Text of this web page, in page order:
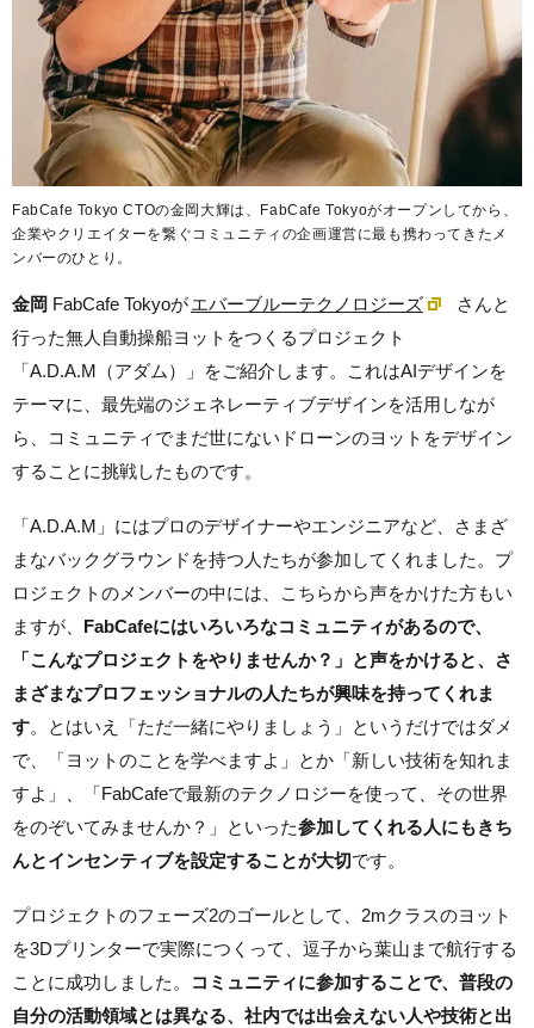
FabCafe Tokyo CTOの金岡大輝は、FabCafe Tokyoがオープンしてから、
企業やクリエイターを繋ぐコミュニティの企画運営に最も携わってきたメ
ンバーのひとり。
金岡 FabCafe Tokyoがエバーブルーテクノロジーズ
さんと
行った無人自動操船ヨットをつくるプロジェクト
「A.D.A.M（アダム）」をご紹介します。これはAIデザインを
テーマに、最先端のジェネレーティブデザインを活用しなが
ら、コミュニティでまだ世にないドローンのヨットをデザイン
することに挑戦したものです。
「A.D.A.M」にはプロのデザイナーやエンジニアなど、さまざ
まなバックグラウンドを持つ人たちが参加してくれました。プ
ロジェクトのメンバーの中には、こちらから声をかけた方もい
ますが、 FabCafeにはいろいろなコミュニティがあるので、
「こんなプロジェクトをやりませんか？」と声をかけると、さ
まざまなプロフェッショナルの人たちが興味を持ってくれま
す。とはいえ「ただ一緒にやりましょう」というだけではダメ
で、「ヨットのことを学べますよ」とか「新しい技術を知れま
すよ」、「FabCafeで最新のテクノロジーを使って、その世界
をのぞいてみませんか？」といった参加してくれる人にもきち
んとインセンティブを設定することが大切です。
プロジェクトのフェーズ2のゴールとして、2mクラスのヨット
を3Dプリンターで実際につくって、逗子から葉山まで航行する
ことに成功しました。
コミュニティに参加することで、普段の
自分の活動領域とは異なる、社内では出会えない人や技術と出